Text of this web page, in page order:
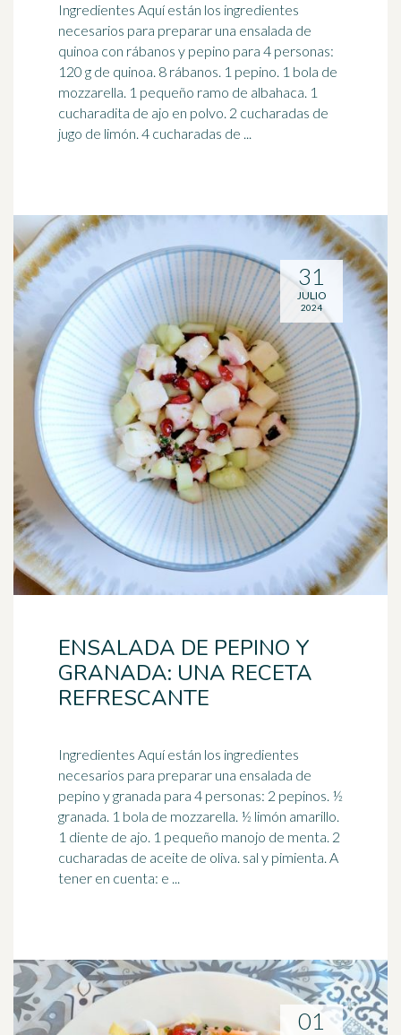
Ingredientes Aquí están los ingredientes
necesarios para preparar una ensalada de
quinoa con rábanos y pepino para 4 personas:
120 g de quinoa. 8 rábanos. 1 pepino. 1 bola de
mozzarella. 1 pequeño ramo de albahaca. 1
cucharadita de ajo en polvo. 2 cucharadas de
jugo de limón. 4 cucharadas de ...
ENSALADA DE PEPINO Y
GRANADA: UNA RECETA
REFRESCANTE
Ingredientes Aquí están los ingredientes
necesarios para preparar una ensalada de
pepino y granada para 4 personas: 2 pepinos. ½
granada. 1 bola de mozzarella. ½ limón amarillo.
1 diente de ajo. 1 pequeño manojo de menta. 2
cucharadas de aceite de oliva. sal y pimienta. A
tener en cuenta: e ...
31
JULIO
2024
01